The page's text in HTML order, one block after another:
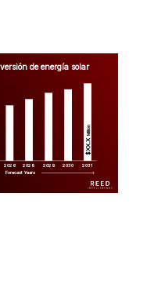
de energía solar
2026 2028 2029 2030 2031
$XX.X
Million
Forecast Years